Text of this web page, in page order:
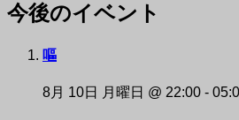
NAKAZAKI DEPOT
今後のイベント
嘔
8月 10日 月曜日 @ 22:00 -